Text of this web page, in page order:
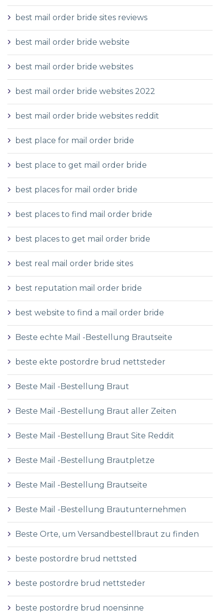
best mail order bride sites reviews
best mail order bride website
best mail order bride websites
best mail order bride websites 2022
best mail order bride websites reddit
best place for mail order bride
best place to get mail order bride
best places for mail order bride
best places to find mail order bride
best places to get mail order bride
best real mail order bride sites
best reputation mail order bride
best website to find a mail order bride
Beste echte Mail -Bestellung Brautseite
beste ekte postordre brud nettsteder
Beste Mail -Bestellung Braut
Beste Mail -Bestellung Braut aller Zeiten
Beste Mail -Bestellung Braut Site Reddit
Beste Mail -Bestellung Brautpletze
Beste Mail -Bestellung Brautseite
Beste Mail -Bestellung Brautunternehmen
Beste Orte, um Versandbestellbraut zu finden
beste postordre brud nettsted
beste postordre brud nettsteder
beste postordre brud noensinne